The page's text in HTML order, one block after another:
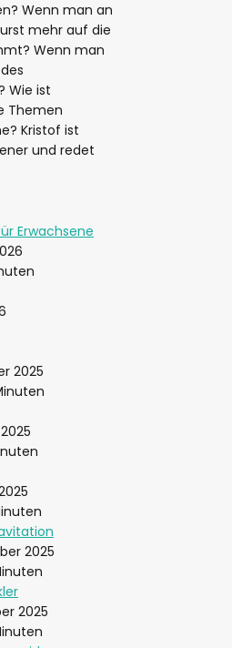
Wenn man an
mehr auf die
Wenn man
Wie ist
Themen
Kristof ist
und redet
Erwachsene
2025
2025
2025